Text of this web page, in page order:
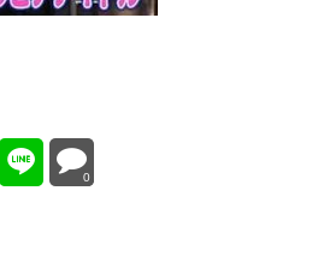
0